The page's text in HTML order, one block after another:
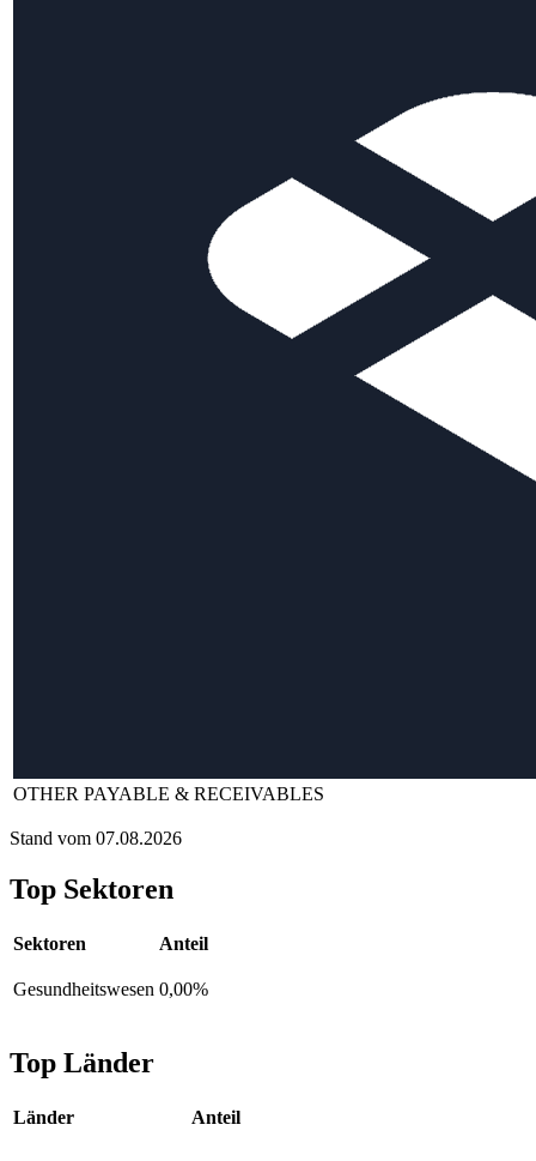
OTHER PAYABLE & RECEIVABLES
Stand vom 07.08.2026
Top Sektoren
Sektoren Anteil
Gesundheitswesen 0,00%
Top Länder
Länder Anteil